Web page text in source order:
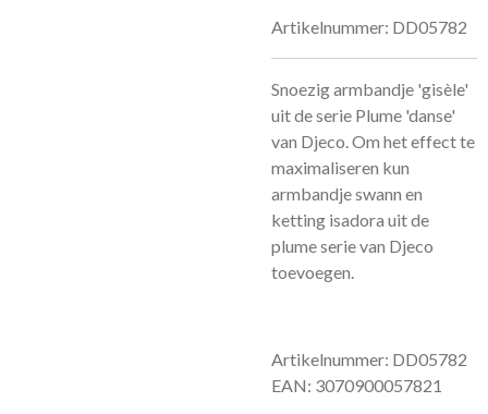
Artikelnummer: DD05782
Snoezig armbandje 'gisèle'
uit de serie Plume 'danse'
van Djeco. Om het effect te
maximaliseren kun
armbandje swann en
ketting isadora uit de
plume serie van Djeco
toevoegen.
Artikelnummer: DD05782
EAN: 3070900057821